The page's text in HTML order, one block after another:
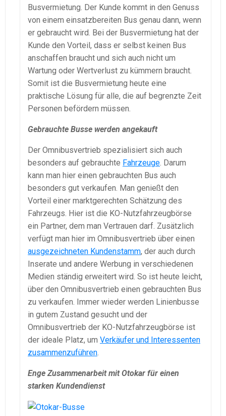
Busvermietung. Der Kunde kommt in den Genuss
von einem einsatzbereiten Bus genau dann, wenn
er gebraucht wird. Bei der Busvermietung hat der
Kunde den Vorteil, dass er selbst keinen Bus
anschaffen braucht und sich auch nicht um
Wartung oder Wertverlust zu kümmern braucht.
Somit ist die Busvermietung heute eine
praktische Lösung für alle, die auf begrenzte Zeit
Personen befördern müssen.
Gebrauchte Busse werden angekauft
Der Omnibusvertrieb spezialisiert sich auch
besonders auf gebrauchte Fahrzeuge . Darum
kann man hier einen gebrauchten Bus auch
besonders gut verkaufen. Man genießt den
Vorteil einer marktgerechten Schätzung des
Fahrzeugs. Hier ist die KO-Nutzfahrzeugbörse
ein Partner, dem man Vertrauen darf. Zusätzlich
verfügt man hier im Omnibusvertrieb über einen
ausgezeichneten Kundenstamm, der auch durch
Inserate und andere Werbung in verschiedenen
Medien ständig erweitert wird. So ist heute leicht,
über den Omnibusvertrieb einen gebrauchten Bus
zu verkaufen. Immer wieder werden Linienbusse
in gutem Zustand gesucht und der
Omnibusvertrieb der KO-Nutzfahrzeugbörse ist
der ideale Platz, um Verkäufer und Interessenten
zusammenzuführen
Enge Zusammenarbeit mit Otokar für einen
starken Kundendienst